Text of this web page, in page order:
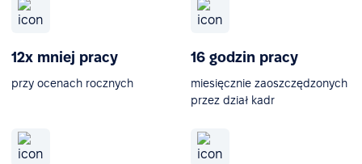
12x mniej pracy
przy ocenach rocznych
16 godzin pracy
miesięcznie zaoszczędzonych
przez dział kadr